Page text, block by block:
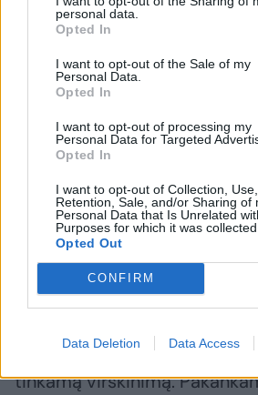
personal data.
Opted In
I want to opt-out of the Sale of my
Personal Data.
Opted In
I want to opt-out of processing my
Personal Data for Targeted
Opted In
I want to opt-out of Collection, Use,
Retention, Sale, and/or Sharing of
Personal Data that Is Unrelated
Purposes for which it was collected.
Opted Out
CONFIRM
Data Deletion Data Access
atlieka svarbų vaidmenį
funkcijas. „Manoma, kad jie
naudingi neurologinei
smegenims ir nervų
Amati.
Be polifenolių, alyvuogės yra
šaltinis, kuris yra itin svarbus
sveikatai. Ląsteliena maitina
bakterijas žarnyne, taip
imunitetą, užtikrina reguliarią
tinkamą virškinimą.